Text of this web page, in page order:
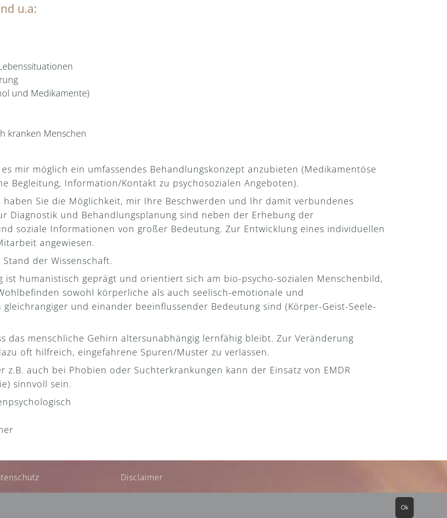
u.a:
und Medikamente)
kranken Menschen
mir möglich ein umfassendes Behandlungskonzept anzubieten (Medikamentöse
Begleitung, Information/Kontakt zu psychosozialen Angeboten).
Sie die Möglichkeit, mir Ihre Beschwerden und Ihr damit verbundenes
Diagnostik und Behandlungsplanung sind neben der Erhebung der
soziale Informationen von großer Bedeutung. Zur Entwicklung eines individuellen
angewiesen.
der Wissenschaft.
humanistisch geprägt und orientiert sich am bio-psycho-sozialen Menschenbild,
sowohl körperliche als auch seelisch-emotionale und
und einander beeinflussender Bedeutung sind (Körper-Geist-Seele-
das menschliche Gehirn altersunabhängig lernfähig bleibt. Zur Veränderung
oft hilfreich, eingefahrene Spuren/Muster zu verlassen.
z.B. auch bei Phobien oder Suchterkrankungen kann der Einsatz von EMDR
sinnvoll sein.
Disclaimer
Ok